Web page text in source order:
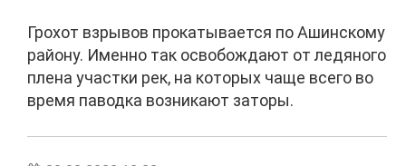
Грохот взрывов прокатывается по Ашинскому
району. Именно так освобождают от ледяного
плена участки рек, на которых чаще всего во
время паводка возникают заторы.